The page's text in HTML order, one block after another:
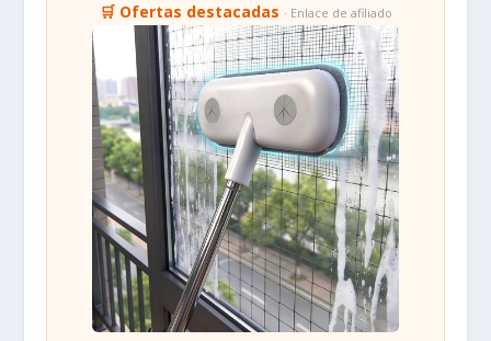
🛒 Ofertas destacadas · Enlace de afiliado